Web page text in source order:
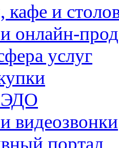
кафе и
онлайн-
услуг
ЭДО
видеозвонки
портал